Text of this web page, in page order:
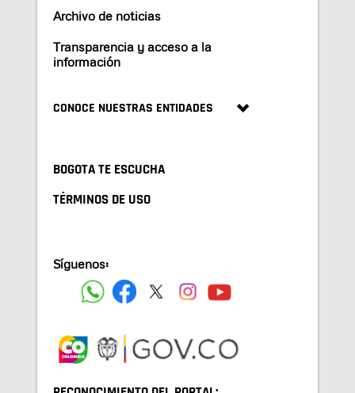
Archivo de noticias
Transparencia y acceso a la
información
CONOCE NUESTRAS ENTIDADES
BOGOTA TE ESCUCHA
TÉRMINOS DE USO
Síguenos: